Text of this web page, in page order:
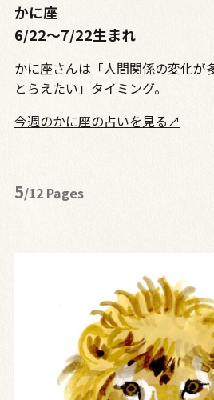
かに座
6/22～7/22生まれ
かに座さんは「人間関係の変化が
とらえたい」タイミング。
今週のかに座の占いを見る↗
5/12 Pages